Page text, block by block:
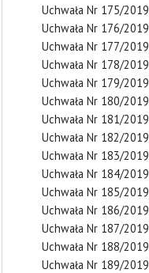
Uchwała Nr 175/2019
Uchwała Nr 176/2019
Uchwała Nr 177/2019
Uchwała Nr 178/2019
Uchwała Nr 179/2019
Uchwała Nr 180/2019
Uchwała Nr 181/2019
Uchwała Nr 182/2019
Uchwała Nr 183/2019
Uchwała Nr 184/2019
Uchwała Nr 185/2019
Uchwała Nr 186/2019
Uchwała Nr 187/2019
Uchwała Nr 188/2019
Uchwała Nr 189/2019